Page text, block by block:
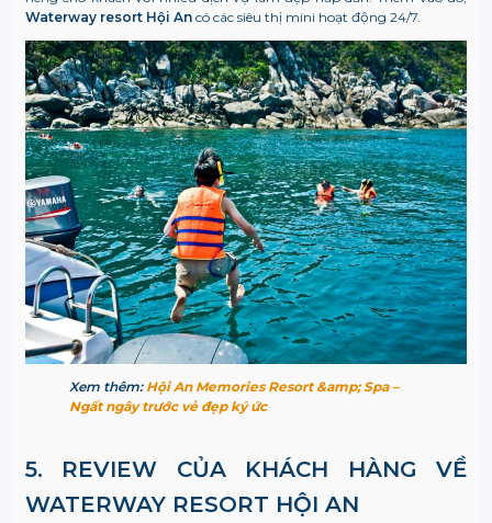
Waterway resort Hội Ancó các siêu thị mini hoạt động 24/7.
Xem thêm: Hội An Memories Resort &amp; Spa –
Ngất ngây trước vẻ đẹp ký ức
5. REVIEW CỦA KHÁCH HÀNG VỀ
WATERWAY RESORT HỘI AN